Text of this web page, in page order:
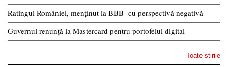
Ratingul României, menținut la BBB- cu perspectivă negativă
Guvernul renunță la Mastercard pentru portofelul digital
Toate stirile